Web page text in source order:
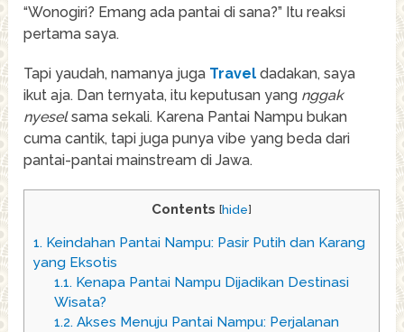
“Wonogiri? Emang ada pantai di sana?” Itu reaksi
pertama saya.
Tapi yaudah, namanya juga Travel dadakan, saya
ikut aja. Dan ternyata, itu keputusan yang nggak
nyeselsama sekali. Karena Pantai Nampu bukan
cuma cantik, tapi juga punya vibe yang beda dari
pantai-pantai mainstream di Jawa.
Contents [hide]
1. Keindahan Pantai Nampu: Pasir Putih dan Karang
yang Eksotis
1.1.Kenapa Pantai Nampu Dijadikan Destinasi
Wisata?
1.2.Akses Menuju Pantai Nampu: Perjalanan